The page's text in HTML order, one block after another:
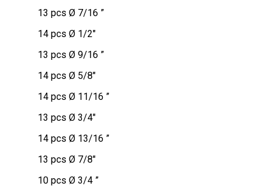
13 pcs Ø 7/16 ”
14 pcs Ø 1/2″
13 pcs Ø 9/16 ”
14 pcs Ø 5/8″
14 pcs Ø 11/16 ”
13 pcs Ø 3/4″
14 pcs Ø 13/16 ”
13 pcs Ø 7/8″
10 pcs Ø 3/4 ”